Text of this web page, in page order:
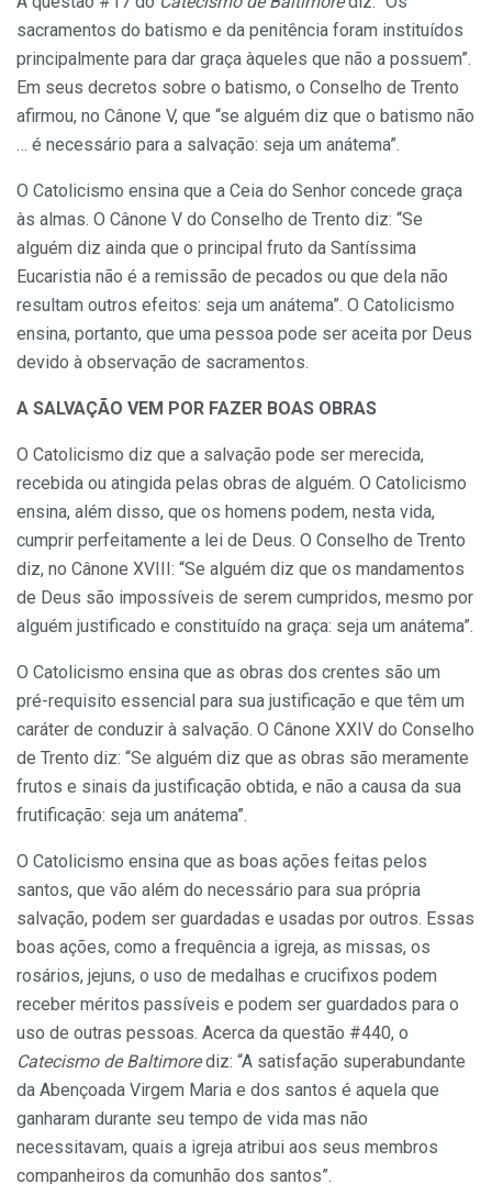
sacramentos do batismo e da penitência foram instituídos
principalmente para dar graça àqueles que não a possuem”.
Em seus decretos sobre o batismo, o Conselho de Trento
afirmou, no Cânone V, que “se alguém diz que o batismo não
… é necessário para a salvação: seja um anátema”.
O Catolicismo ensina que a Ceia do Senhor concede graça
às almas. O Cânone V do Conselho de Trento diz: “Se
alguém diz ainda que o principal fruto da Santíssima
Eucaristia não é a remissão de pecados ou que dela não
resultam outros efeitos: seja um anátema”. O Catolicismo
ensina, portanto, que uma pessoa pode ser aceita por Deus
devido à observação de sacramentos.
A SALVAÇÃO VEM POR FAZER BOAS OBRAS
O Catolicismo diz que a salvação pode ser merecida,
recebida ou atingida pelas obras de alguém. O Catolicismo
ensina, além disso, que os homens podem, nesta vida,
cumprir perfeitamente a lei de Deus. O Conselho de Trento
diz, no Cânone XVIII: “Se alguém diz que os mandamentos
de Deus são impossíveis de serem cumpridos, mesmo por
alguém justificado e constituído na graça: seja um anátema”.
O Catolicismo ensina que as obras dos crentes são um
pré-requisito essencial para sua justificação e que têm um
caráter de conduzir à salvação. O Cânone XXIV do Conselho
de Trento diz: “Se alguém diz que as obras são meramente
frutos e sinais da justificação obtida, e não a causa da sua
frutificação: seja um anátema”.
O Catolicismo ensina que as boas ações feitas pelos
santos, que vão além do necessário para sua própria
salvação, podem ser guardadas e usadas por outros. Essas
boas ações, como a frequência a igreja, as missas, os
rosários, jejuns, o uso de medalhas e crucifixos podem
receber méritos passíveis e podem ser guardados para o
uso de outras pessoas. Acerca da questão #440, o
Catecismo de Baltimorediz: “A satisfação superabundante
da Abençoada Virgem Maria e dos santos é aquela que
ganharam durante seu tempo de vida mas não
necessitavam, quais a igreja atribui aos seus membros
companheiros da comunhão dos santos”.